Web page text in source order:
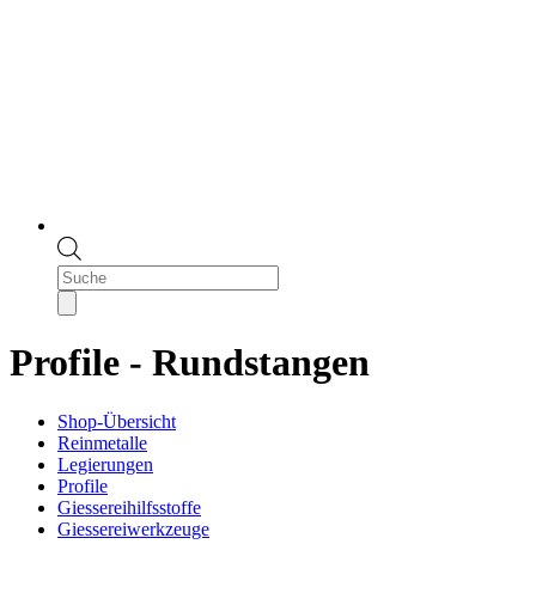
Products
search
Profile - Rundstangen
Shop-Übersicht
Reinmetalle
Legierungen
Profile
Giessereihilfsstoffe
Giessereiwerkzeuge